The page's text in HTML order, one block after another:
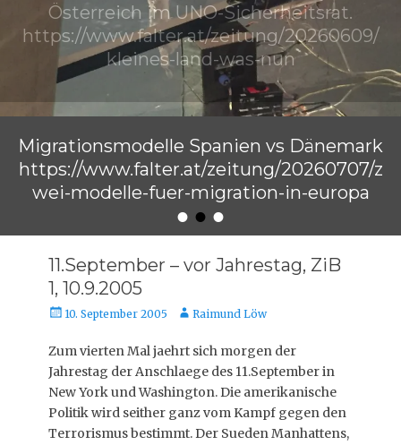
•••
Österreich im UNO-Sicherheitsrat.
https://www.falter.at/zeitung/20260609/
kleines-land-was-nun
Veröffentlicht am Raimund Löw
Migrationsmodelle Spanien vs Dänemark
https://www.falter.at/zeitung/20260707/z
wei-modelle-fuer-migration-in-europa
Raimund Löw
11.September – vor Jahrestag, ZiB
1, 10.9.2005
Veröffentlicht
10. September 2005 AutorRaimund Löw
Zum vierten Mal jaehrt sich morgen der
Jahrestag der Anschlaege des 11.September in
New York und Washington. Die amerikanische
Politik wird seither ganz vom Kampf gegen den
Terrorismus bestimmt. Der Sueden Manhattens,